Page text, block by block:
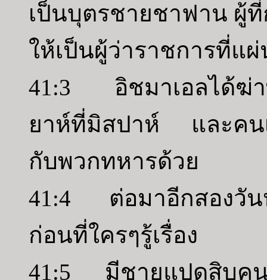
เป็นบุตรชายชาฟาน ผู้
ให้เป็นผู้ว่าราชการที่แ
41:3 อิชมาเอลได้ฆ่า
ยาห์ที่มิสปาห์ และคน
กับพวกทหารด้วย
41:4 ต่อมาอีกสองวัน
ก่อนที่ใครๆรู้เรื่อง
41:5 มีชายแปดสิบคนม